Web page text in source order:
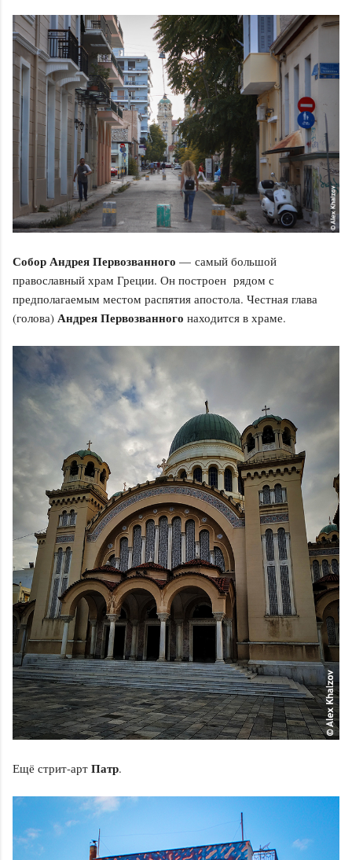
Собор Андрея Первозванного — самый большой
православный храм Греции. Он построен рядом с
предполагаемым местом распятия апостола. Честная глава
(голова) Андрея Первозванного находится в храме.
Ещё стрит-арт Патр.